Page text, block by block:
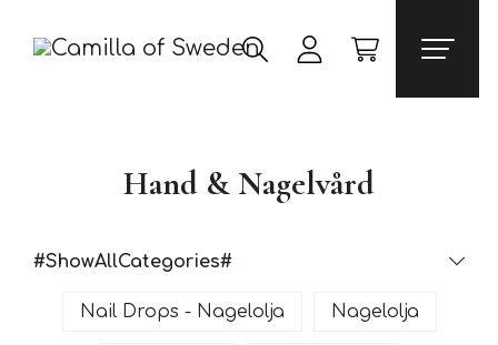
Hand & Nagelvård
#ShowAllCategories#
Nail Drops - Nagelolja Nagelolja